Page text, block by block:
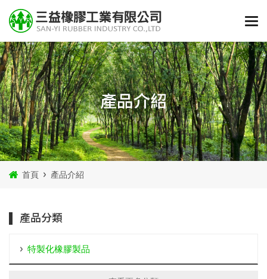
產品介紹
首頁 產品介紹
產品分類
特製化橡膠製品